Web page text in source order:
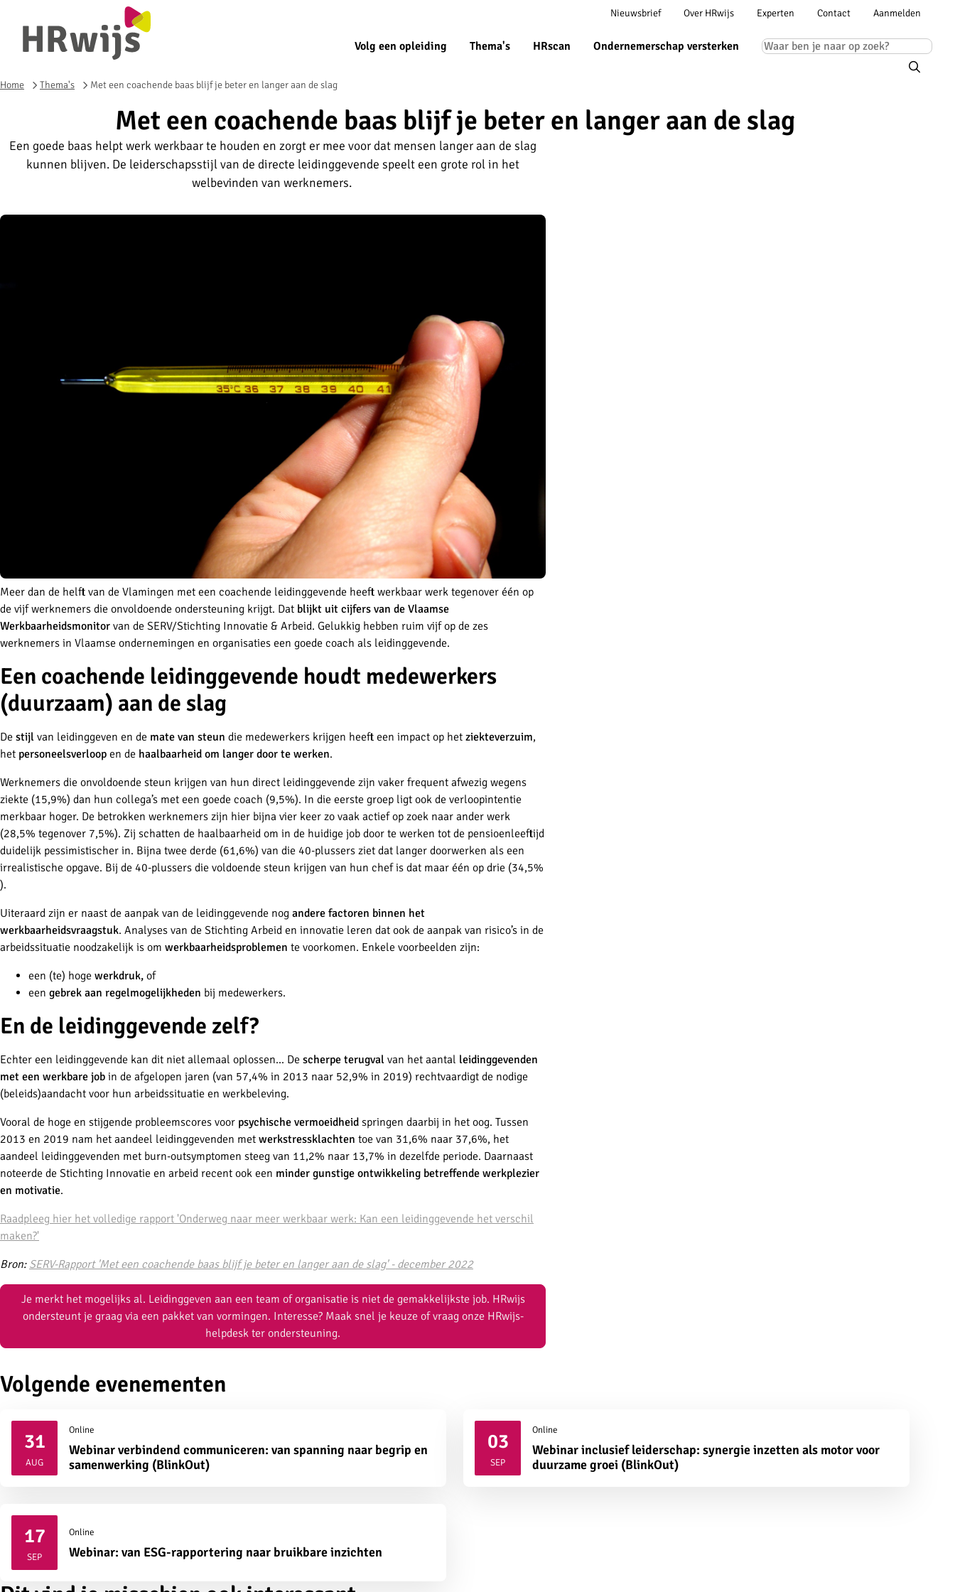
navigation
Volg een opleiding Thema's HRscan Ondernemerschap versterken
Meta
Nieuwsbrief Over HRwijs Experten Contact
Account
Aanmelden
Home Thema's Met een coachende baas blijf je beter en langer aan de slag
Met een coachende baas blijf je beter en langer aan de slag
Een goede baas helpt werk werkbaar te houden en zorgt er mee voor dat mensen langer aan de slag
kunnen blijven. De leiderschapsstijl van de directe leidinggevende speelt een grote rol in het
welbevinden van werknemers.
Meer dan de helft van de Vlamingen met een coachende leidinggevende heeft werkbaar werk tegenover één op
de vijf werknemers die onvoldoende ondersteuning krijgt. Dat blijkt uit cijfers van de Vlaamse
Werkbaarheidsmonitor van de SERV/Stichting Innovatie & Arbeid. Gelukkig hebben ruim vijf op de zes
werknemers in Vlaamse ondernemingen en organisaties een goede coach als leidinggevende.
Een coachende leidinggevende houdt medewerkers
(duurzaam) aan de slag
De stijl van leidinggeven en de mate van steun die medewerkers krijgen heeft een impact op het ziekteverzuim,
het personeelsverloop en de haalbaarheid om langer door te werken.
Werknemers die onvoldoende steun krijgen van hun direct leidinggevende zijn vaker frequent afwezig wegens
ziekte (15,9%) dan hun collega’s met een goede coach (9,5%). In die eerste groep ligt ook de verloopintentie
merkbaar hoger. De betrokken werknemers zijn hier bijna vier keer zo vaak actief op zoek naar ander werk
(28,5% tegenover 7,5%). Zij schatten de haalbaarheid om in de huidige job door te werken tot de pensioenleeftijd
duidelijk pessimistischer in. Bijna twee derde (61,6%) van die 40-plussers ziet dat langer doorwerken als een
irrealistische opgave. Bij de 40-plussers die voldoende steun krijgen van hun chef is dat maar één op drie (34,5%
).
Uiteraard zijn er naast de aanpak van de leidinggevende nog andere factoren binnen het
werkbaarheidsvraagstuk. Analyses van de Stichting Arbeid en innovatie leren dat ook de aanpak van risico’s in de
arbeidssituatie noodzakelijk is om werkbaarheidsproblemen te voorkomen. Enkele voorbeelden zijn:
een (te) hoge werkdruk, of
een gebrek aan regelmogelijkheden bij medewerkers.
En de leidinggevende zelf?
Echter een leidinggevende kan dit niet allemaal oplossen... De scherpe terugval van het aantal leidinggevenden
met een werkbare job in de afgelopen jaren (van 57,4% in 2013 naar 52,9% in 2019) rechtvaardigt de nodige
(beleids)aandacht voor hun arbeidssituatie en werkbeleving.
Vooral de hoge en stijgende probleemscores voor psychische vermoeidheid springen daarbij in het oog. Tussen
2013 en 2019 nam het aandeel leidinggevenden met werkstressklachten toe van 31,6% naar 37,6%, het
aandeel leidinggevenden met burn-outsymptomen steeg van 11,2% naar 13,7% in dezelfde periode. Daarnaast
noteerde de Stichting Innovatie en arbeid recent ook een minder gunstige ontwikkeling betreffende werkplezier
en motivatie.
Raadpleeg hier het volledige rapport 'Onderweg naar meer werkbaar werk: Kan een leidinggevende het verschil
maken?'
Bron: SERV-Rapport 'Met een coachende baas blijf je beter en langer aan de slag' - december 2022
Je merkt het mogelijks al. Leidinggeven aan een team of organisatie is niet de gemakkelijkste job. HRwijs
ondersteunt je graag via een pakket van vormingen. Interesse? Maak snel je keuze of vraag onze HRwijs-
helpdesk ter ondersteuning.
Volgende evenementen
31
AUG2026
Online
Webinar verbindend communiceren: van spanning naar begrip en
samenwerking (BlinkOut)
03
SEP2026
Online
Webinar inclusief leiderschap: synergie inzetten als motor voor
duurzame groei (BlinkOut)
17
SEP2026
Online
Webinar: van ESG-rapportering naar bruikbare inzichten